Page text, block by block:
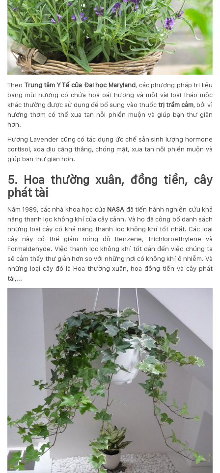
Theo Trung tâm Y Tế của Đại học Maryland, các phương pháp trị liệu
bằng mùi hương có chứa hoa oải hương và một vài loại thảo mộc
khác thường được sử dụng để bổ sung vào thuốctrị trầm cảm, bởi vì
hương thơm có thể xua tan nỗi phiền muộn và giúp bạn thư giãn
hơn.
Hương Lavender cũng có tác dụng ức chế sản sinh lượng hormone
cortisol, xoa dịu căng thẳng, chóng mặt, xua tan nỗi phiền muộn và
giúp bạn thư giãn hơn.
5. Hoa thường xuân, đồng tiền, cây
phát tài
Năm 1989, các nhà khoa học củaNASA đã tiến hành nghiên cứu khả
năng thanh lọc không khí của cây cảnh. Và họ đã công bố danh sách
những loại cây có khả năng thanh lọc không khí tốt nhất. Các loại
cây này có thể giảm nồng độ Benzene, Trichloroethylene và
Formaldehyde. Việc thanh lọc không khí tốt dẫn đến việc chúng ta
sẽ cảm thấy thư giản hơn so với những nơi có không khí ô nhiễm. Và
những loại cây đó là Hoa thường xuân, hoa đồng tiền và cây phát
tài,...